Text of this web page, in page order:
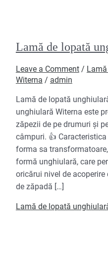
Lamă de lopată
Leave a Comment /
Witerna / admin
Lamă de lopată
unghiulară Witerna este
zăpezii de pe drumuri și
câmpuri. 👍
forma sa
formă unghiulară, care
oricărui nivel de
de zăpadă […]
Lamă de lopată